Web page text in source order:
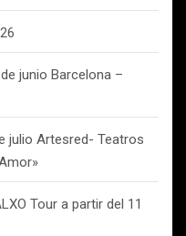
junio Barcelona –
julio Artesred- Teatros
Tour a partir del 11